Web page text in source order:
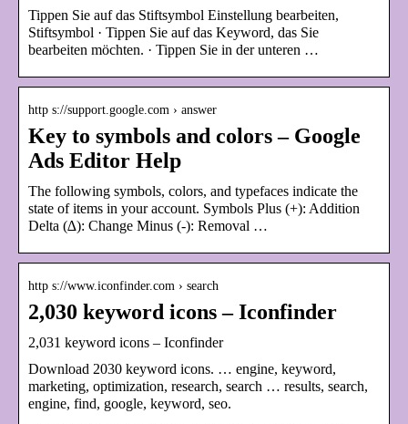
Tippen Sie auf das Stiftsymbol Einstellung bearbeiten,
Stiftsymbol · Tippen Sie auf das Keyword, das Sie
bearbeiten möchten. · Tippen Sie in der unteren …
http s://support.google.com › answer
Key to symbols and colors – Google
Ads Editor Help
The following symbols, colors, and typefaces indicate the
state of items in your account. Symbols Plus (+): Addition
Delta (∆): Change Minus (-): Removal …
http s://www.iconfinder.com › search
2,030 keyword icons – Iconfinder
2,031 keyword icons – Iconfinder
Download 2030 keyword icons. … engine, keyword,
marketing, optimization, research, search … results, search,
engine, find, google, keyword, seo.